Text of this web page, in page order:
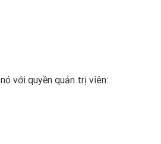
với quyền quản trị viên: